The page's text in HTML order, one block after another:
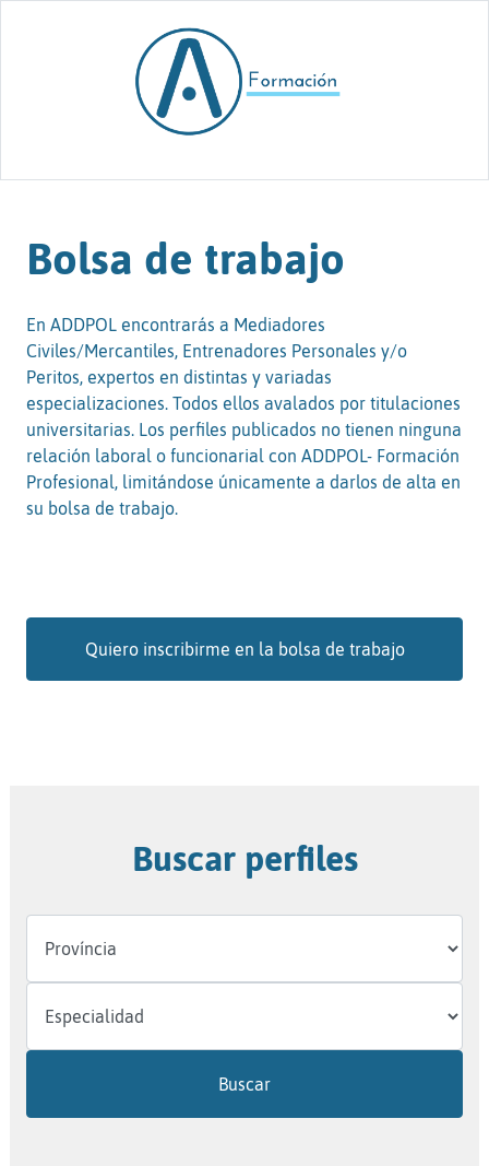
Bolsa de trabajo
En ADDPOL encontrarás a Mediadores
Civiles/Mercantiles, Entrenadores Personales y/o
Peritos, expertos en distintas y variadas
especializaciones. Todos ellos avalados por titulaciones
universitarias. Los perfiles publicados no tienen ninguna
relación laboral o funcionarial con ADDPOL- Formación
Profesional, limitándose únicamente a darlos de alta en
su bolsa de trabajo.
Quiero inscribirme en la bolsa de trabajo
Buscar perfiles
Buscar